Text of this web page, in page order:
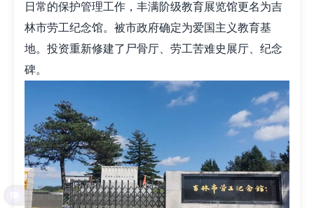
日常的保护管理工作，丰满阶级教育展览馆更名为吉
林市劳工纪念馆。被市政府确定为爱国主义教育基
地。投资重新修建了尸骨厅、劳工苦难史展厅、纪念
碑。
现在有优惠活动吗